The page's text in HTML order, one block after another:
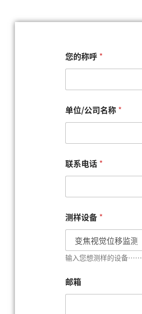
您的称呼 *
单位/公司名称 *
联系电话 *
您
的
呼
*
测样设备 *
输入您想测样的设备……
邮箱